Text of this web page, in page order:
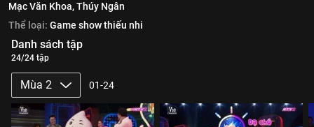
Mạc Văn Khoa,Thúy Ngân
Thể loại: Game show thiếu nhi
Danh sách tập
24/24 tập
Mùa 2 01-24